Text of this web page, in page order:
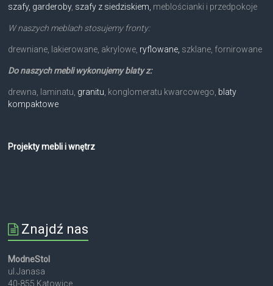
szafy, garderoby, szafy z siedziskiem, meblościanki i przedpokoje
W naszych meblach stosujemy fronty:
drewniane, lakierowane, akrylowe, ryflowane, szklane, fornirowane
Do naszych mebli wykonujemy blaty z:
drewna, laminatu, granitu , konglomeratu kwarcowego, blaty
kompaktowe
Projekty mebli i wnętrz
Znajdź nas
ModneStol
ul.Janasa
40-855 Katowice